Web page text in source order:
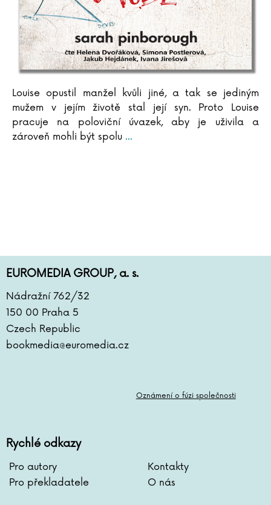
Ivana Führmann Vízdalová
Ladislav Fuks
Vladimír Fuksa
Pavla Gajdošíková
Jana Ganseforth
Kristina Gehrmann
Aňa Geislerová
Maike Geller
Petr Gelnar
Rachel Greenlaw
Rachel Griffin
Michal Gulyáš
Kryštof Hádek
Chris Hadfield
Stephen Hawking
Jakub Hejdánek
Jane Heyes
Stephanie Hiekmannová
Louise opustil manžel kvůli jiné, a tak se jediným
mužem v jejím životě stal její syn. Proto Louise
pracuje na poloviční úvazek, aby je uživila a
zároveň mohli být spolu ...
EUROMEDIA GROUP, a. s.
Nádražní 762/32
150 00 Praha 5
Czech Republic
bookmedia@euromedia.cz
Oznámení o fúzi společnosti
Rychlé odkazy
Pro autory
Kontakty
Pro překladatele
O nás